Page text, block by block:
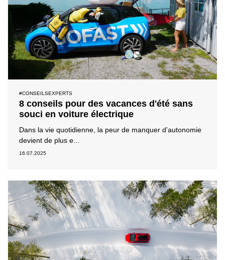
#CONSEILSEXPERTS
8 conseils pour des vacances d'été sans
souci en voiture électrique
Dans la vie quotidienne, la peur de manquer d’autonomie
devient de plus e...
16.07.2025